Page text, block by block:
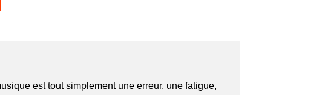
est tout simplement une erreur, une fatigue,